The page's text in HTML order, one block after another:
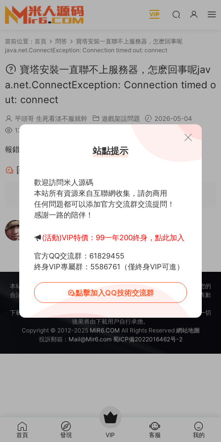
當前位置： 首頁 問答
寶塔安裝一直聯不上服務器，怎麽回事呢
java.net.ConnectException: Connection timed out: connect
寶塔安裝一直聯不上服務器，怎麽回事呢jav
a.net.ConnectException: Connection timed o
ut: connect
平頭哥 生死看淡不服就幹 遊戲架設問題
2026-05-04
133
報錯就是這樣的
回答
請先登錄
平頭哥 生死看淡不服就幹 2026-05-07 0
本站所提供的内容均來自公開網絡收集、轉發、二次開發而來，若侵犯了您的
合法權益，請來信通知我們，我們會及時删除，給您帶來的不便，我們深表歉
意。
下載用戶僅供學習交流，若使用商業用途，請購買正版授權，否則産生的一切
後果将由下載用戶自行承擔。
Copyright © 2012-2025 MiR6.COM All Rights Reserved 網站地圖
投訴郵箱： Mail@Mir6.com 蜀ICP備2022016462号-2
首頁 發現 VIP 客服 我的
站點提示
歡迎訪問米人源碼
本站所有資源來自互聯網收集，請勿商用
任何問題都可以添加官方交流群交流提問！
感謝一路的陪伴！
(活動)VIP特價：99一年200終身，點此加入
官方QQ交流群：61829455
終身VIP專屬群：5586761（僅終身VIP可進）
點擊加入QQ技術交流群